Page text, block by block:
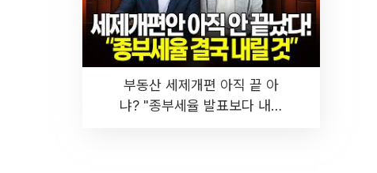
부동산 세제개편 아직 끝 아
냐? "종부세율 발표보다 내릴